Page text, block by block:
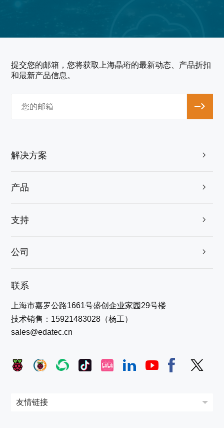
提交您的邮箱，您将获取上海晶珩的最新动态、产品折扣
和最新产品信息。
解决方案 
产品 
支持 
公司 
联系
上海市嘉罗公路1661号盛创企业家园29号楼
技术销售：15921483028（杨工）
sales@edatec.cn